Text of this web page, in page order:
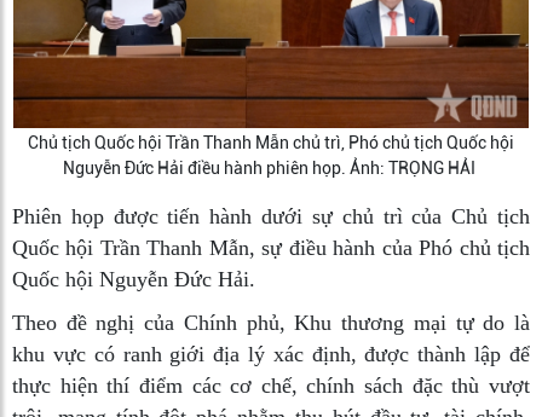
Chủ tịch Quốc hội Trần Thanh Mẫn chủ trì, Phó chủ tịch Quốc hội
Nguyễn Đức Hải điều hành phiên họp. Ảnh: TRỌNG HẢI
Phiên họp được tiến hành dưới sự chủ trì của Chủ tịch
Quốc hội Trần Thanh Mẫn, sự điều hành của Phó chủ tịch
Quốc hội Nguyễn Đức Hải.
Theo đề nghị của Chính phủ, Khu thương mại tự do là
khu vực có ranh giới địa lý xác định, được thành lập để
thực hiện thí điểm các cơ chế, chính sách đặc thù vượt